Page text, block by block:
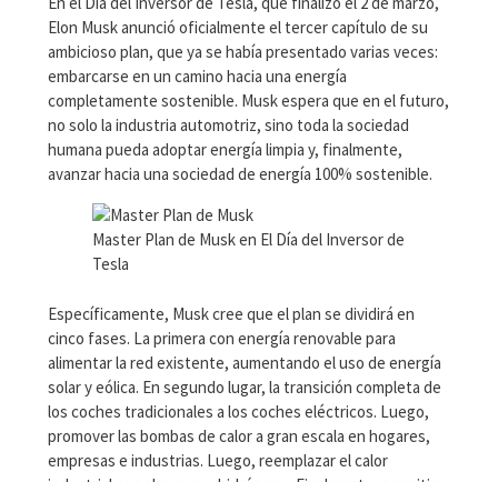
Elon Musk anunció oficialmente el tercer capítulo de su
ambicioso plan, que ya se había presentado varias veces:
embarcarse en un camino hacia una energía
completamente sostenible. Musk espera que en el futuro,
no solo la industria automotriz, sino toda la sociedad
humana pueda adoptar energía limpia y, finalmente,
avanzar hacia una sociedad de energía 100% sostenible.
Master Plan de Musk en El Día del Inversor de
Tesla
Específicamente, Musk cree que el plan se dividirá en
cinco fases. La primera con energía renovable para
alimentar la red existente, aumentando el uso de energía
solar y eólica. En segundo lugar, la transición completa de
los coches tradicionales a los coches eléctricos. Luego,
promover las bombas de calor a gran escala en hogares,
empresas e industrias. Luego, reemplazar el calor